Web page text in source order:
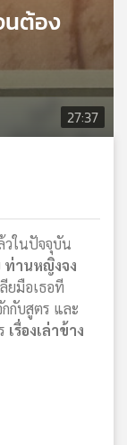
27:37
นต้อง
วในปัจจุบัน
ท่านหญิงจง
ยมือเธอที
กับสูตร และ
เรื่องเล่าข้าง